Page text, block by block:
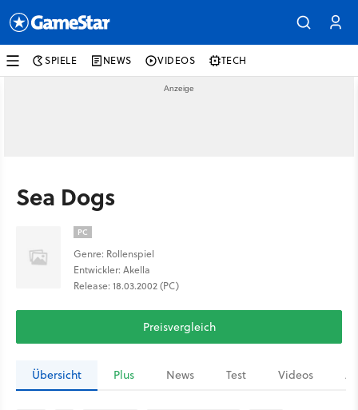
SPIELE NEWS VIDEOS TECH
Sea Dogs
PC
Genre: Rollenspiel
Entwickler: Akella
Release: 18.03.2002 (PC)
Preisvergleich
Übersicht Plus News Test Videos